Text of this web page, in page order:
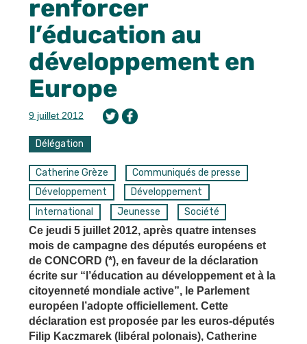
renforcer
l’éducation au
développement en
Europe
9 juillet 2012
Délégation
Catherine Grèze
Communiqués de presse
Développement
Développement
International
Jeunesse
Société
Ce jeudi 5 juillet 2012, après quatre intenses
mois de campagne des députés européens et
de CONCORD (*), en faveur de la déclaration
écrite sur “l’éducation au développement et à la
citoyenneté mondiale active”, le Parlement
européen l’adopte officiellement. Cette
déclaration est proposée par les euros-députés
Filip Kaczmarek (libéral polonais), Catherine